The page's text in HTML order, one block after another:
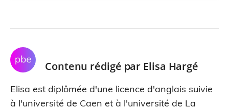
Contenu rédigé par Elisa Hargé
Elisa est diplômée d'une licence d'anglais suivie
à l'université de Caen et à l'université de La